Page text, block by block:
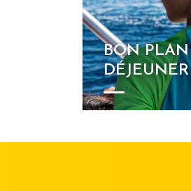
BON PLAN
DÉJEUNER